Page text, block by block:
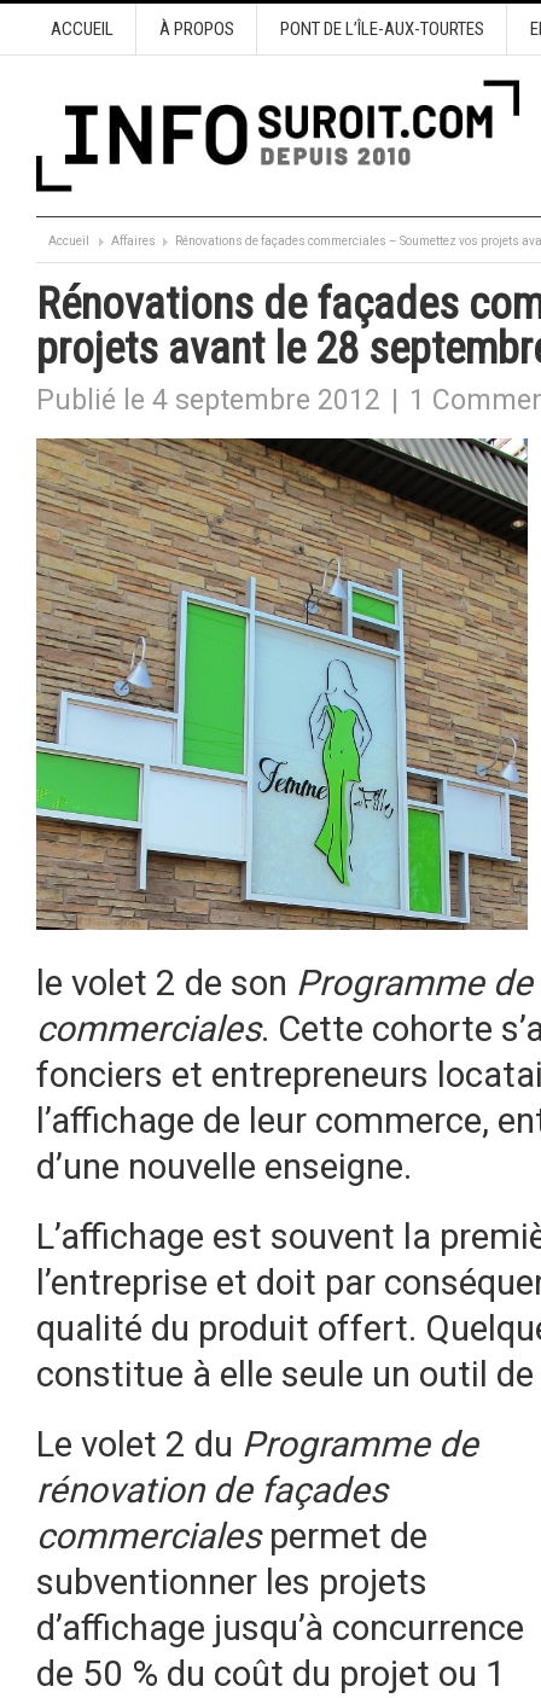
ACCUEIL À PROPOS PONT DE L’ÎLE-AUX-TOURTES
Accueil Affaires Rénovations de façades commerciales – Soumettez vos projets
Rénovations de façades
projets avant le 28
Publié le 4 septembre 2012 1
le volet 2 de son Programme
commerciales. Cette cohorte
fonciers et entrepreneurs
l’affichage de leur commerce,
d’une nouvelle enseigne.
L’affichage est souvent la
l’entreprise et doit par
qualité du produit offert.
constitue à elle seule un outil
Le volet 2 du Programme de
rénovation de façades
commercialespermet de
subventionner les projets
d’affichage jusqu’à concurrence
de 50 % du coût du projet ou 1